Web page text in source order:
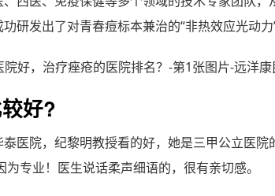
研发出了对青春痘标本兼治的“非热效应光动力
好?
医院，纪黎明教授看的好，她是三甲公立医院
专业！医生说话柔声细语的，很有亲切感。